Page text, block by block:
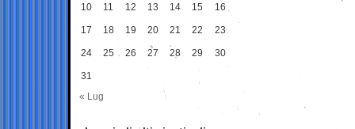
10 11 12 13 14 15 16
17 18 19 20 21 22 23
24 25 26 27 28 29 30
31
« Lug